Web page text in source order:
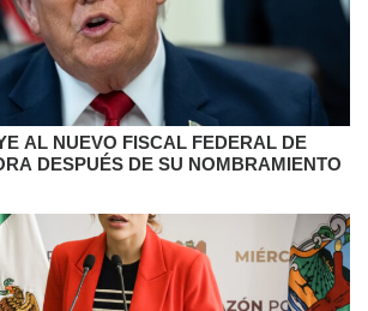
AL NUEVO FISCAL FEDERAL DE
DESPUÉS DE SU NOMBRAMIENTO